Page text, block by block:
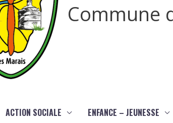
Commune
ACTION SOCIALE ENFANCE – JEUNESSE